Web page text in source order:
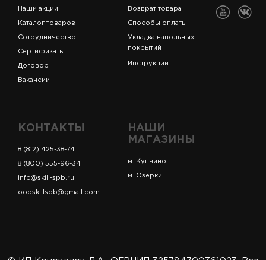
Наши акции
Каталог товаров
Сотрудничество
Сертификаты
Договор
Вакансии
Возврат товара
Способы оплаты
Укладка напольных
покрытий
Инструкции
КОНТАКТЫ
8 (812) 425-38-74
8 (800) 555-96-34
info@skill-spb.ru
oooskillspb@gmail.com
НАШИ
МАГАЗИНЫ
м. Купчино
м. Озерки